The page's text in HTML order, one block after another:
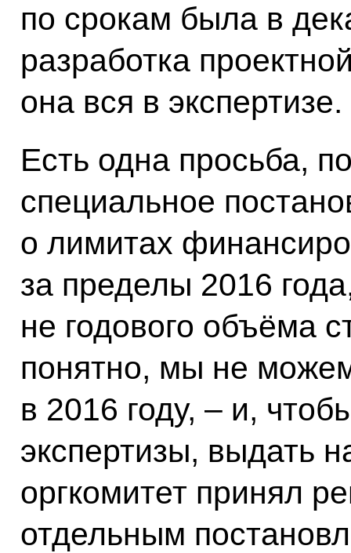
по срокам была в
разработка
она вся в экспертизе.
Есть одна просьба,
специальное
о лимитах
за пределы 2016
не годового объёма
понятно, мы не
в 2016 году, – и,
экспертизы, выдать
оргкомитет принял
отдельным